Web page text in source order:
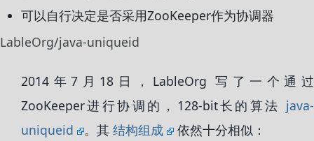
可以自行决定是否采用ZooKeeper作为协调器
LableOrg/java-uniqueid
2014年7月18日，LableOrg 写了一个通过
ZooKeeper进行协调的，128-bit长的算法 java-
uniqueid
。其 结构组成 依然十分相似：